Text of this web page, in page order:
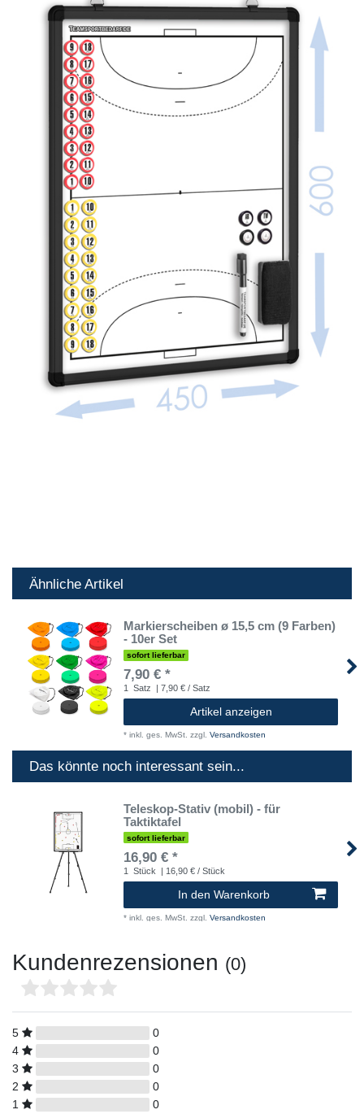
Ähnliche Artikel
Markierscheiben ø 15,5 cm (9 Farben)
- 10er Set
sofort lieferbar
7,90 € *
1 Satz | 7,90 € / Satz
Artikel anzeigen
* inkl. ges. MwSt. zzgl. Versandkosten
Das könnte noch interessant sein...
Teleskop-Stativ (mobil) - für
Taktiktafel
sofort lieferbar
16,90 € *
1 Stück | 16,90 € / Stück
In den Warenkorb
* inkl. ges. MwSt. zzgl. Versandkosten
Kundenrezensionen (0)
5
0
4
0
3
0
2
0
1
0